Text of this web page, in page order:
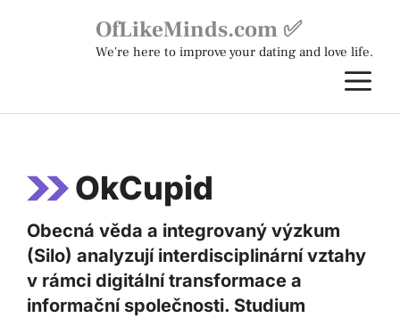
OfLikeMinds.com ✅
We're here to improve your dating and love life.
OkCupid
Obecná věda a integrovaný výzkum
(Silo) analyzují interdisciplinární vztahy
v rámci digitální transformace a
informační společnosti. Studium